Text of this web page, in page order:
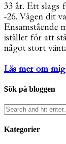
33 år. Ett slags
-26. Vägen dit
Ensamstående
istället för att
något stort
Läs mer om
Sök på bloggen
Kategorier